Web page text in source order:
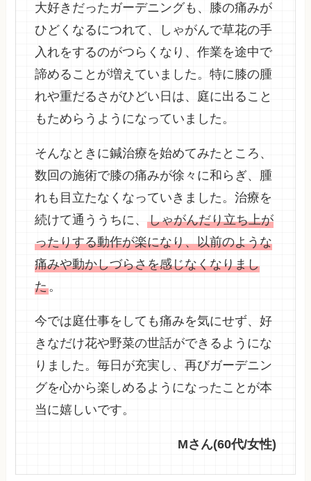
大好きだったガーデニングも、膝の痛みが
ひどくなるにつれて、しゃがんで草花の手
入れをするのがつらくなり、作業を途中で
諦めることが増えていました。特に膝の腫
れや重だるさがひどい日は、庭に出ること
もためらうようになっていました。
そんなときに鍼治療を始めてみたところ、
数回の施術で膝の痛みが徐々に和らぎ、腫
れも目立たなくなっていきました。治療を
続けて通ううちに、しゃがんだり立ち上が
ったりする動作が楽になり、以前のような
痛みや動かしづらさを感じなくなりまし
た。
今では庭仕事をしても痛みを気にせず、好
きなだけ花や野菜の世話ができるようにな
りました。毎日が充実し、再びガーデニン
グを心から楽しめるようになったことが本
当に嬉しいです。
Mさん(60代/女性)